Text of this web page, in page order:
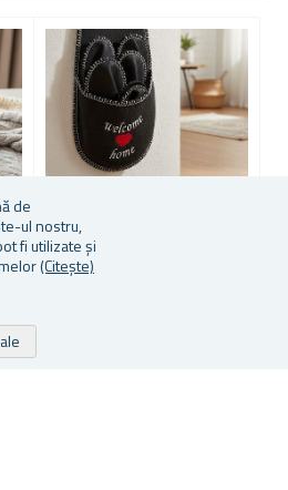
de
ul nostru,
fi utilizate și
(Citește)
PAPUCI PENTRU OASPEȚI 5